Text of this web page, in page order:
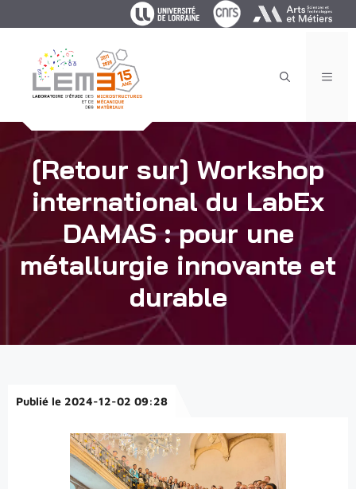
au
[Retour sur] Workshop
international du LabEx
DAMAS : pour une
métallurgie innovante et
durable
Publié le 2024-12-02 09:28